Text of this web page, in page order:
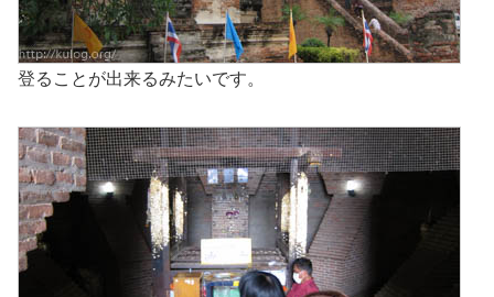
登ることが出来るみたいです。